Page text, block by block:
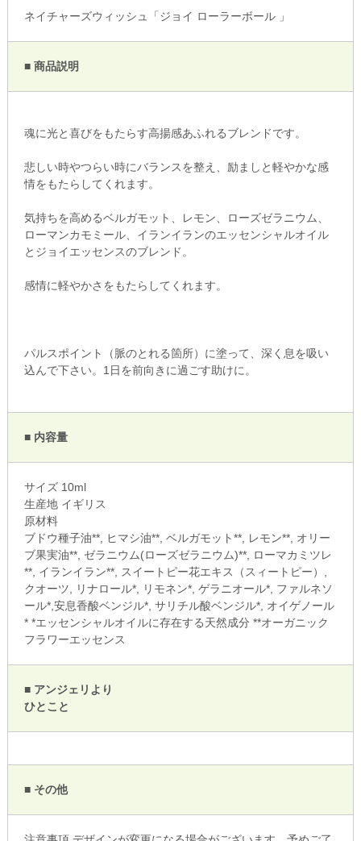
ネイチャーズウィッシュ「ジョイ ローラーボール 」
■ 商品説明
魂に光と喜びをもたらす高揚感あふれるブレンドです。
悲しい時やつらい時にバランスを整え、励ましと軽やかな感
情をもたらしてくれます。
気持ちを高めるベルガモット、レモン、ローズゼラニウム、
ローマンカモミール、イランイランのエッセンシャルオイル
とジョイエッセンスのブレンド。
感情に軽やかさをもたらしてくれます。
パルスポイント（脈のとれる箇所）に塗って、深く息を吸い
込んで下さい。1日を前向きに過ごす助けに。
■ 内容量
サイズ 10ml
生産地 イギリス
原材料
ブドウ種子油**, ヒマシ油**, ベルガモット**, レモン**, オリー
ブ果実油**, ゼラニウム(ローズゼラニウム)**, ローマカミツレ
**, イランイラン**, スイートピー花エキス（スィートピー）,
クオーツ, リナロール*, リモネン*, ゲラニオール*, ファルネソ
ール*,安息香酸ベンジル*, サリチル酸ベンジル*, オイゲノール
* *エッセンシャルオイルに存在する天然成分 **オーガニック
フラワーエッセンス
■ アンジェリより
ひとこと
■ その他